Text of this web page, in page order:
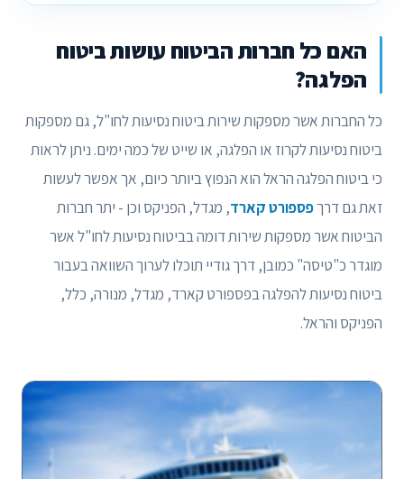
האם כל חברות הביטוח עושות ביטוח
הפלגה?
כל החברות אשר מספקות שירות ביטוח נסיעות לחו"ל, גם מספקות
ביטוח נסיעות לקרוז או הפלגה, או שייט של כמה ימים. ניתן לראות
כי ביטוח הפלגה הראל הוא הנפוץ ביותר כיום, אך אפשר לעשות
זאת גם דרךפספורט קארד, מגדל, הפניקס וכן - יתר חברות
הביטוח אשר מספקות שירות דומה בביטוח נסיעות לחו"ל אשר
מוגדר כ"טיסה" כמובן, דרך גודיי תוכלו לערוך השוואה בעבור
ביטוח נסיעות להפלגה בפספורט קארד, מגדל, מנורה, כלל,
הפניקס והראל.